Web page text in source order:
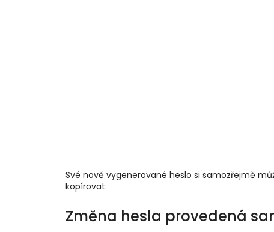
Své nově vygenerované heslo si samozřejmě
kopírovat.
Změna hesla provedená